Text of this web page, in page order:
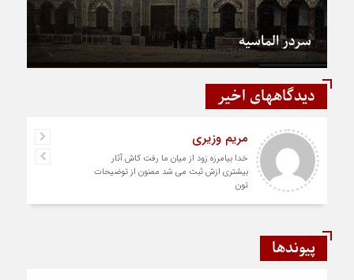
سردر الماسیه
دیدگاههای اخیر
مریم وزیری
خدا بیامرزه زود از میان ما رفت کاش آثار
بیشتری ازش ثبت می شد ممنون از توضیحات
تون
پیوندها